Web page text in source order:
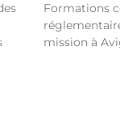
Formations
mission à